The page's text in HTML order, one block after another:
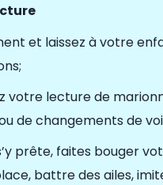
et laissez à votre
votre lecture de
de changements de
prête, faites bouger
battre des ailes,